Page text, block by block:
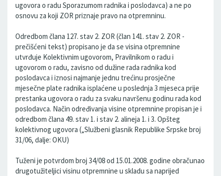
ugovora o radu Sporazumom radnika i poslodavca) a ne po
osnovu za koji ZOR priznaje pravo na otpremninu.
Odredbom člana 127. stav 2. ZOR (član 141. stav 2. ZOR -
prečišćeni tekst) propisano je da se visina otpremnine
utvrđuje Kolektivnim ugovorom, Pravilnikom o radu i
ugovorom o radu, zavisno od dužine rada radnika kod
poslodavca i iznosi najmanje jednu trećinu prosječne
mjesečne plate radnika isplaćene u poslednja 3 mjeseca prije
prestanka ugovora o radu za svaku navršenu godinu rada kod
poslodavca. Način određivanja visine otpremnine propisan je i
odredbom člana 49. stav 1. i stav 2. alineja 1. i 3. Opšteg
kolektivnog ugovora („Službeni glasnik Republike Srpske broj
31/06, dalje: OKU)
Tuženi je potvrdom broj 34/08 od 15.01.2008. godine obračunao
drugotužiteljici visinu otpremnine u skladu sa naprijed